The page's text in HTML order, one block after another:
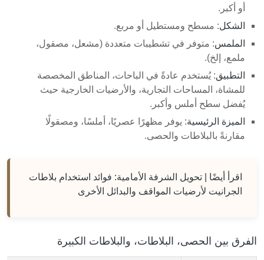
أو أكبر.
الشكل: مسطح ومستطيل أو مربع.
الملمس: متوفر في تشطيبات متعددة (مشعل، مصقول،
ملمع، إلخ).
التطبيق: يُستخدم عادةً في الباحات، المناطق المخصصة
للمشاة، المساحات التجارية، والأرضيات الخارجية حيث
يُفضل سطح أملس وأكبر.
الميزة الرئيسية: يوفر مظهرًا عصريًا، أملسًا، ومصقولًا
مقارنةً بالبلاطات والحصى.
اقرأ أيضًا |تحويل الشرفة الأمامية: فوائد استخدام بلاطات
الجرانيت لأرضيات المواقف والبدائل الأخرى
الفرق بين الحصى، البلاطات، والبلاطات الكبيرة